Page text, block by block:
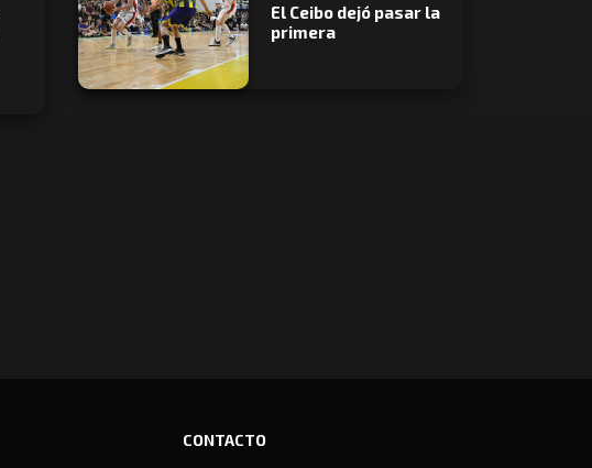
El Ceibo dejó pasar la
primera
CONTACTO